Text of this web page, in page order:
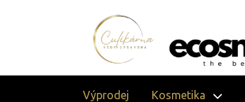
Výprodej Kosmetika